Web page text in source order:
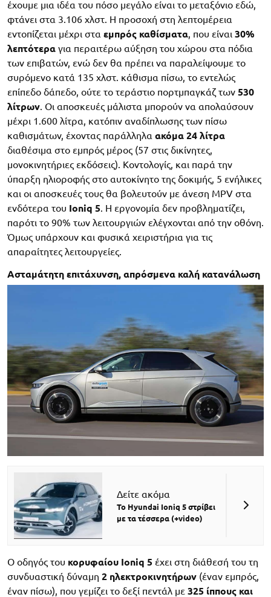
έχουμε μια ιδέα του πόσο μεγάλο είναι το μεταξόνιο εδώ,
φτάνει στα 3.106 χλστ. Η προσοχή στη λεπτομέρεια
εντοπίζεται μέχρι στα εμπρός καθίσματα, που είναι 30%
λεπτότερα για περαιτέρω αύξηση του χώρου στα πόδια
των επιβατών, ενώ δεν θα πρέπει να παραλείψουμε το
συρόμενο κατά 135 χλστ. κάθισμα πίσω, το εντελώς
επίπεδο δάπεδο, ούτε το τεράστιο πορτμπαγκάζ των 530
λίτρων. Οι αποσκευές μάλιστα μπορούν να απολαύσουν
μέχρι 1.600 λίτρα, κατόπιν αναδίπλωσης των πίσω
καθισμάτων, έχοντας παράλληλα ακόμα 24 λίτρα
διαθέσιμα στο εμπρός μέρος (57 στις δικίνητες,
μονοκινητήριες εκδόσεις). Κοντολογίς, και παρά την
ύπαρξη ηλιοροφής στο αυτοκίνητο της δοκιμής, 5 ενήλικες
και οι αποσκευές τους θα βολευτούν με άνεση MPV στα
ενδότερα του Ioniq 5. Η εργονομία δεν προβληματίζει,
παρότι το 90% των λειτουργιών ελέγχονται από την οθόνη.
Όμως υπάρχουν και φυσικά χειριστήρια για τις
απαραίτητες λειτουργείες.
Ασταμάτητη επιτάχυνση, απρόσμενα καλή κατανάλωση
Δείτε ακόμα
Το Hyundai Ioniq 5 στρίβει
με τα τέσσερα (+video)
Ο οδηγός του κορυφαίου Ioniq 5 έχει στη διάθεσή του τη
συνδυαστική δύναμη 2 ηλεκτροκινητήρων (έναν εμπρός,
έναν πίσω), που γεμίζει το δεξί πεντάλ με 325 ίππους και